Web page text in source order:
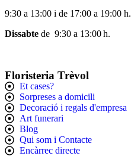
9:30 a 13:00 i de 17:00 a 19:00 h.
Dissabte de 9:30 a 13:00 h.
Floristeria Trèvol
Et cases?
Sorpreses a domicili
Decoració i regals d'empresa
Art funerari
Blog
Qui som i Contacte
Encàrrec directe